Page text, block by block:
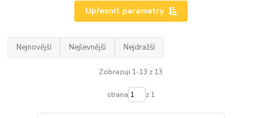
Upřesnit parametry
Nejnovější Nejlevnější Nejdražší
Zobrazuji 1-13 z 13
strana z 1